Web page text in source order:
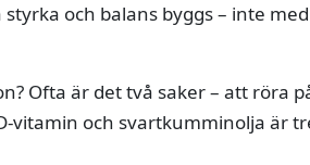
och balans byggs – inte
Ofta är det två saker – att röra
och svartkumminolja är